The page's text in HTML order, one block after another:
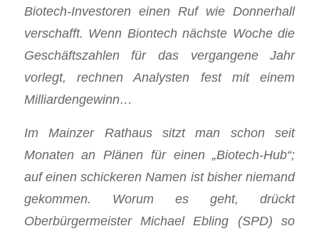
Biotech-Investoren einen Ruf wie Donnerhall
verschafft. Wenn Biontech nächste Woche die
Geschäftszahlen für das vergangene Jahr
vorlegt, rechnen Analysten fest mit einem
Milliardengewinn…
Im Mainzer Rathaus sitzt man schon seit
Monaten an Plänen für einen „Biotech-Hub“;
auf einen schickeren Namen ist bisher niemand
gekommen. Worum es geht, drückt
Oberbürgermeister Michael Ebling (SPD) so